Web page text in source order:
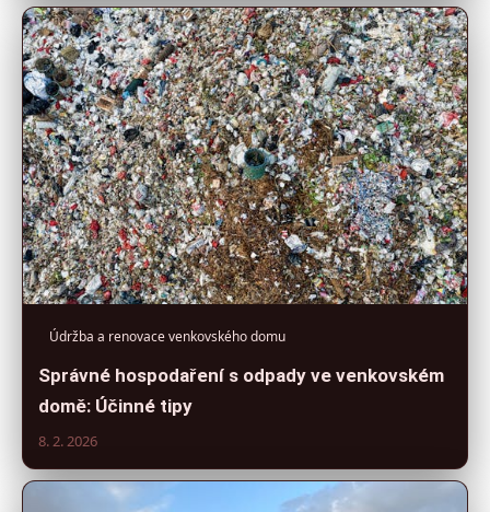
Údržba a renovace venkovského domu
Správné hospodaření s odpady ve venkovském
domě: Účinné tipy
8. 2. 2026